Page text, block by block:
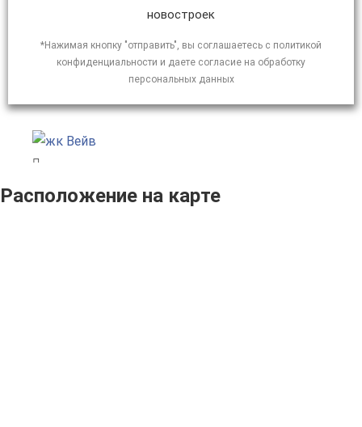
новостроек
*Нажимая кнопку "отправить", вы соглашаетесь с политикой
конфиденциальности и даете согласие на обработку
персональных данных
Расположение на карте